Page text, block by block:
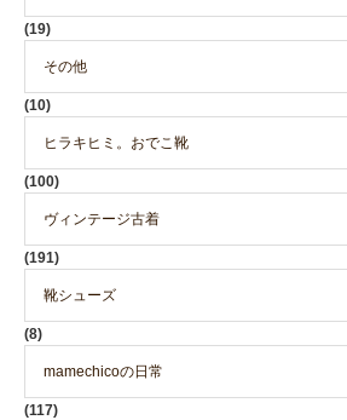
(19)
その他
(10)
ヒラキヒミ。おでこ靴
(100)
ヴィンテージ古着
(191)
靴シューズ
(8)
mamechicoの日常
(117)